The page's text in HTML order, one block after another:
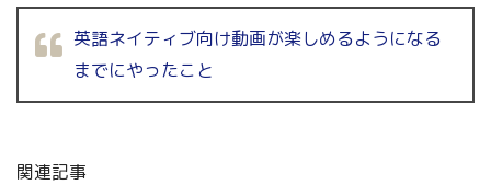
英語ネイティブ向け動画が楽しめるようになる
までにやったこと
関連記事